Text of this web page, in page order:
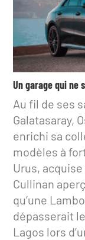
Un garage qui ne
Au fil de ses
Galatasaray,
enrichi sa
modèles à
Urus,
Cullinan
qu’une
dépasserait
Lagos lors